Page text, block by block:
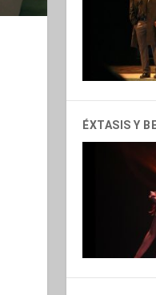
ÉXTASIS Y